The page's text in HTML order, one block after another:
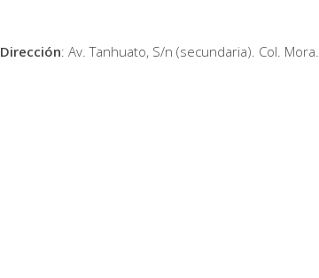
Dirección: Av. Tanhuato, S/n (secundaria). Col. Mora.